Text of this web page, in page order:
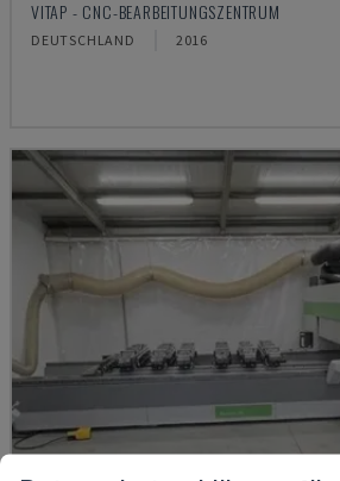
VITAP - CNC-BEARBEITUNGSZENTRUM
DEUTSCHLAND 2016